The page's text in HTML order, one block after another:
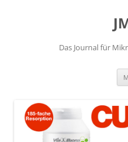
Das Journal für